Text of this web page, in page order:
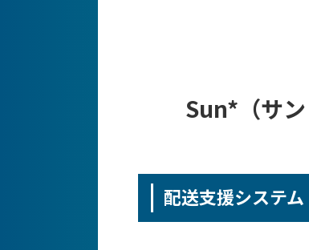
Sun*（サ
配送支援システム